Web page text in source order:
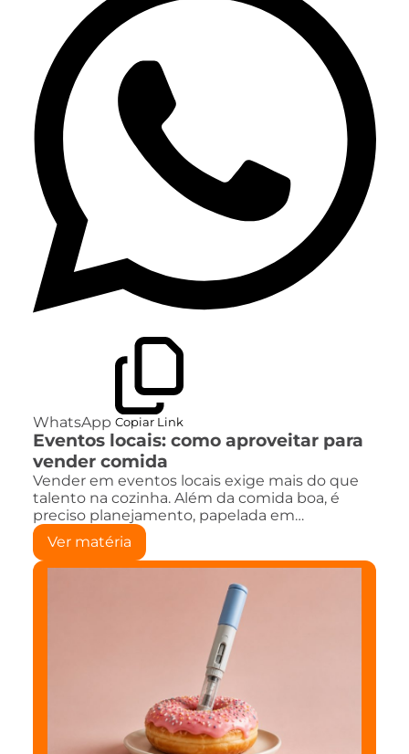
WhatsApp Copiar Link
Eventos locais: como aproveitar para
vender comida
Vender em eventos locais exige mais do que
talento na cozinha. Além da comida boa, é
preciso planejamento, papelada em…
Ver matéria